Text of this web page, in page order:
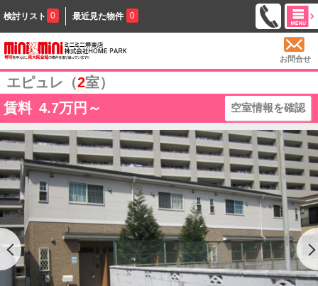
検討リスト 0 最近見た物件 0
お問合せ
エピュレ（2室）
賃料 4.7万円～ 空室情報を確認